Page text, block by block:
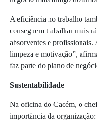
A eficiência no trabalho
conseguem trabalhar mais
absorventes e
limpeza e motivação”,
faz parte do plano de
Sustentabilidade
Na oficina do Cacém, o
importância da organização: